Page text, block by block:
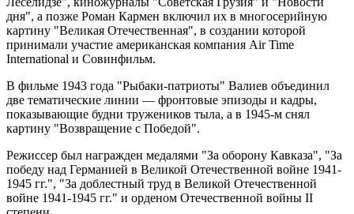
дня", а позже Роман Кармен включил их в многосерийную
картину "Великая Отечественная", в создании которой
принимали участие американская компания Air Time
International и Совинфильм.
В фильме 1943 года "Рыбаки-патриоты" Валиев объединил
две тематические линии — фронтовые эпизоды и кадры,
показывающие будни тружеников тыла, а в 1945-м снял
картину "Возвращение с Победой".
Режиссер был награжден медалями "За оборону Кавказа", "За
победу над Германией в Великой Отечественной войне 1941-
1945 гг.", "За доблестный труд в Великой Отечественной
войне 1941-1945 гг." и орденом Отечественной войны II